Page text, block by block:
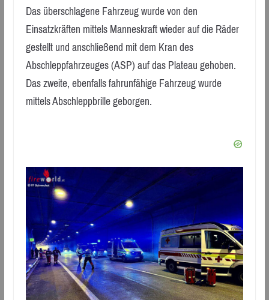
Das überschlagene Fahrzeug wurde von den
Einsatzkräften mittels Manneskraft wieder auf die Räder
gestellt und anschließend mit dem Kran des
Abschleppfahrzeuges (ASP) auf das Plateau gehoben.
Das zweite, ebenfalls fahrunfähige Fahrzeug wurde
mittels Abschleppbrille geborgen.